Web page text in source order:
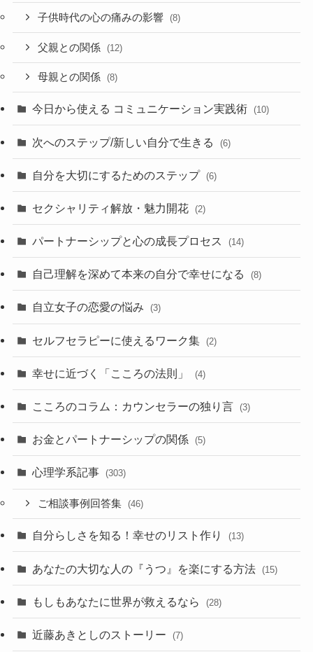
子供時代の心の痛みの影響 (8)
父親との関係 (12)
母親との関係 (8)
今日から使える コミュニケーション実践術 (10)
次へのステップ/新しい自分で生きる (6)
自分を大切にするためのステップ (6)
セクシャリティ解放・魅力開花 (2)
パートナーシップと心の成長プロセス (14)
自己理解を深めて本来の自分で幸せになる (8)
自立女子の恋愛の悩み (3)
セルフセラピーに使えるワーク集 (2)
幸せに近づく「こころの法則」 (4)
こころのコラム：カウンセラーの独り言 (3)
お金とパートナーシップの関係 (5)
心理学系記事 (303)
ご相談事例回答集 (46)
自分らしさを知る！幸せのリスト作り (13)
あなたの大切な人の『うつ』を楽にする方法 (15)
もしもあなたに世界が救えるなら (28)
近藤あきとしのストーリー (7)